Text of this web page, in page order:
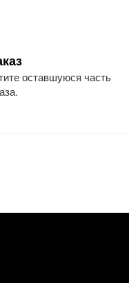
оставшуюся часть